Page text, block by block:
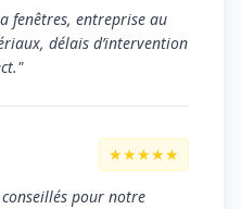
fenêtres, entreprise au
délais d’intervention
★★★★★
pour notre